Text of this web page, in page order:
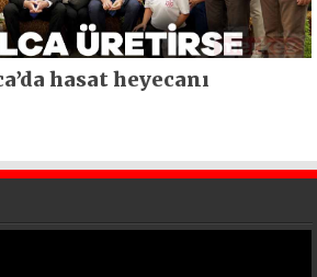
hasat heyecanı